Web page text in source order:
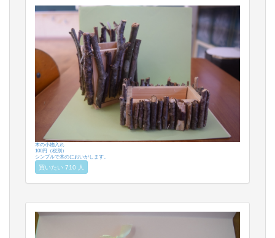
木の小物入れ
100円（税別）
シンプルで木のにおいがします。
買いたい 710 人